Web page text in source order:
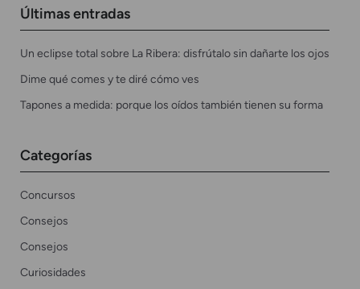
Últimas entradas
Un eclipse total sobre La Ribera: disfrútalo sin dañarte los ojos
Dime qué comes y te diré cómo ves
Tapones a medida: porque los oídos también tienen su forma
Categorías
Concursos
Consejos
Consejos
Curiosidades